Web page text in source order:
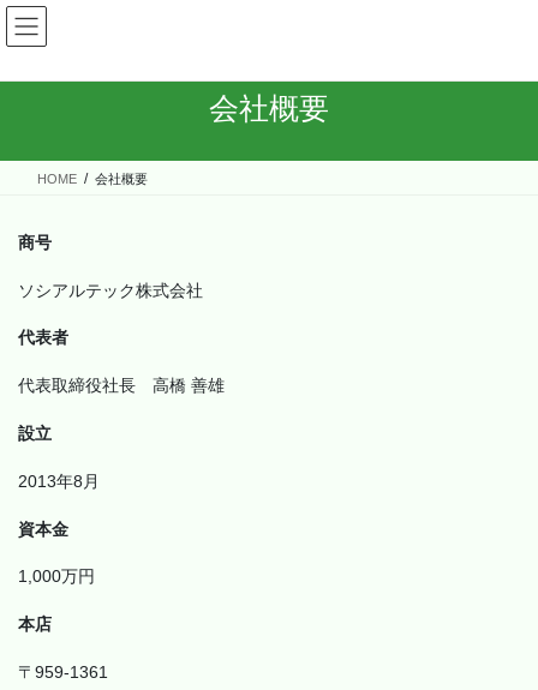
コ
ン
ン
ス
ナ
ビ
ー
ン
会社概要
HOME 会社概要
商号
ソシアルテック株式会社
代表者
代表取締役社長 高橋 善雄
設立
2013年8月
資本金
1,000万円
本店
〒959-1361